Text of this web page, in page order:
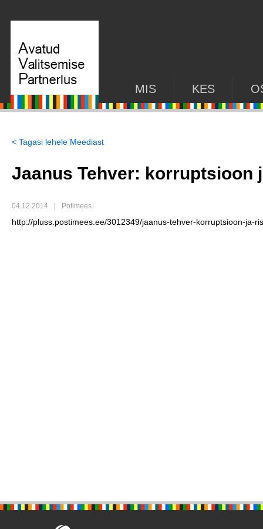
MIS KES
< Tagasi lehele Meediast
Jaanus Tehver: korruptsioon
04.12.2014 Potimees
http://pluss.postimees.ee/3012349/jaanus-tehver-korruptsioon-ja-